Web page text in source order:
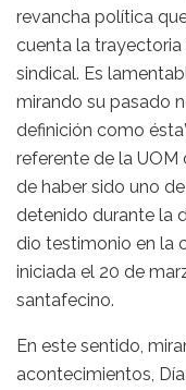
revancha política
cuenta la
sindical. Es
mirando su pasado
definición como
referente de la UOM
de haber sido uno
detenido durante la
dio testimonio en la
iniciada el 20 de
santafecino.
En este sentido,
acontecimientos,